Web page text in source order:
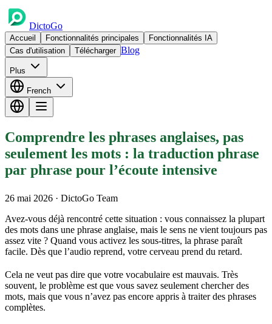
DictoGo
Accueil Fonctionnalités principales
Fonctionnalités IA
Cas d'utilisation
Télécharger Blog
Plus
French
Comprendre les phrases anglaises, pas
seulement les mots : la traduction phrase
par phrase pour l’écoute intensive
26 mai 2026 · DictoGo Team
Avez-vous déjà rencontré cette situation : vous connaissez la plupart
des mots dans une phrase anglaise, mais le sens ne vient toujours pas
assez vite ? Quand vous activez les sous-titres, la phrase paraît
facile. Dès que l’audio reprend, votre cerveau prend du retard.
Cela ne veut pas dire que votre vocabulaire est mauvais. Très
souvent, le problème est que vous savez seulement chercher des
mots, mais que vous n’avez pas encore appris à traiter des phrases
complètes.